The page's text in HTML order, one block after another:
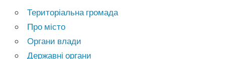
Територіальна громада
Про місто
Органи влади
Державні органи